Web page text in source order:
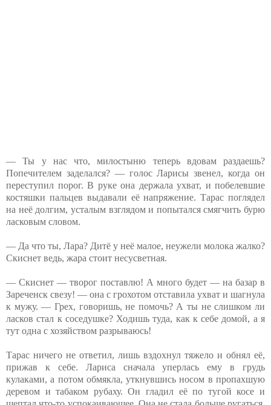
— Ты у нас что, милостыню теперь вдовам раздаешь?
Попечителем заделался? — голос Ларисы звенел, когда он
переступил порог. В руке она держала ухват, и побелевшие
костяшки пальцев выдавали её напряжение. Тарас поглядел
на неё долгим, усталым взглядом и попытался смягчить бурю
ласковым словом.
— Да что ты, Лара? Дитё у неё малое, неужели молока жалко?
Скиснет ведь, жара стоит несусветная.
— Скиснет — творог поставлю! А много будет — на базар в
Зареченск свезу! — она с грохотом отставила ухват и шагнула
к мужу. — Грех, говоришь, не помочь? А ты не слишком ли
ласков стал к соседушке? Ходишь туда, как к себе домой, а я
тут одна с хозяйством разрываюсь!
Тарас ничего не ответил, лишь вздохнул тяжело и обнял её,
прижав к себе. Лариса сначала уперлась ему в грудь
кулаками, а потом обмякла, уткнувшись носом в пропахшую
деревом и табаком рубаху. Он гладил её по тугой косе и